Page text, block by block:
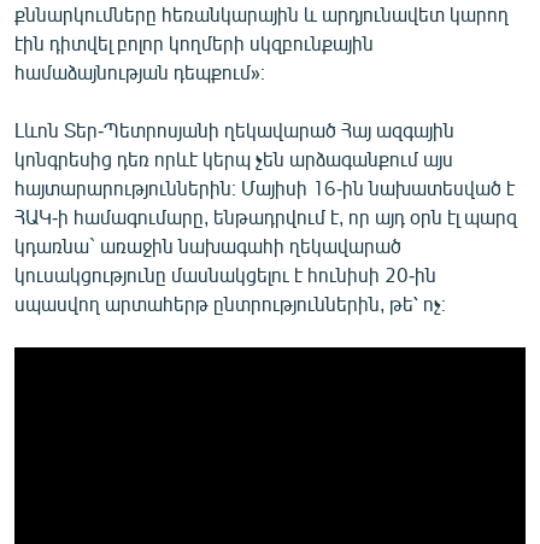
քննարկումները հեռանկարային և արդյունավետ կարող
էին դիտվել բոլոր կողմերի սկզբունքային
համաձայնության դեպքում»։
Լևոն Տեր-Պետրոսյանի ղեկավարած Հայ ազգային
կոնգրեսից դեռ որևէ կերպ չեն արձագանքում այս
հայտարարություններին։ Մայիսի 16-ին նախատեսված է
ՀԱԿ-ի համագումարը, ենթադրվում է, որ այդ օրն էլ պարզ
կդառնա` առաջին նախագահի ղեկավարած
կուսակցությունը մասնակցելու է հունիսի 20-ին
սպասվող արտահերթ ընտրություններին, թե՝ ոչ։